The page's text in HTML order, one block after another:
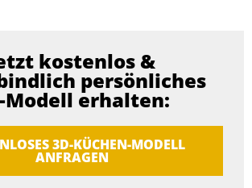
kostenlos &
persönliches
Modell erhalten:
3D-KÜCHEN-MODELL
ANFRAGEN